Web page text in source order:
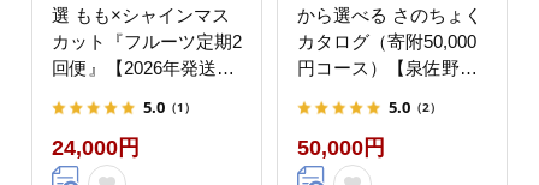
選 もも×シャインマス
カット『フルーツ定期2
回便』【2026年発送】
5.0 （1）
24,000円
から選べる さのちょく
カタログ（寄附50,000
円コース）【泉佐野市
以上 高評価 肉 ビール
海鮮 野菜 定期便 タオ
ル ティッシュ 後から
5.0 （2）
50,000円